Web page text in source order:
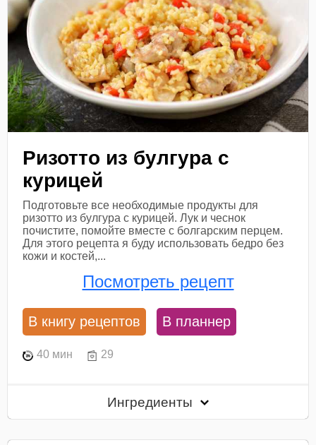
Ризотто из булгура с
курицей
Подготовьте все необходимые продукты для
ризотто из булгура с курицей. Лук и чеснок
почистите, помойте вместе с болгарским перцем.
Для этого рецепта я буду использовать бедро без
кожи и костей,...
Посмотреть рецепт
В книгу рецептов В планнер
40 мин 29
Ингредиенты